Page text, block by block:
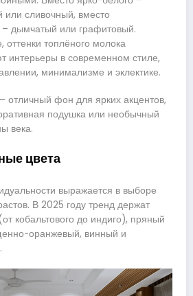
сливочный, вместо
– дымчатый или графитовый.
топлёного молока
интерьеры в современном стиле,
минимализме и эклектике.
отличный фон для ярких акцентов,
подушка или необычный
века.
цвета
выражается в выборе
В 2025 году тренд держат
кобальтового до индиго), пряный
оранжевый, винный и